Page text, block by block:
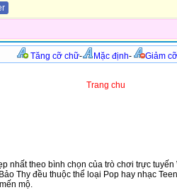
Tăng cỡ chữ- Mặc định-
Giảm
Trang chu
nhất theo bình chọn của trò chơi trực
Thy đều thuộc thể loại Pop hay nhạc
mộ.